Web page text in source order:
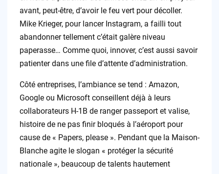
avant, peut-être, d’avoir le feu vert pour décoller.
Mike Krieger, pour lancer Instagram, a failli tout
abandonner tellement c’était galère niveau
paperasse… Comme quoi, innover, c’est aussi savoir
patienter dans une file d’attente d’administration.
Côté entreprises, l’ambiance se tend : Amazon,
Google ou Microsoft conseillent déjà à leurs
collaborateurs H-1B de ranger passeport et valise,
histoire de ne pas finir bloqués à l’aéroport pour
cause de « Papers, please ». Pendant que la Maison-
Blanche agite le slogan « protéger la sécurité
nationale », beaucoup de talents hautement